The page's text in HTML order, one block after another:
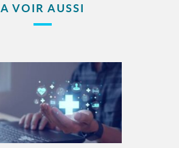
A VOIR AUSSI